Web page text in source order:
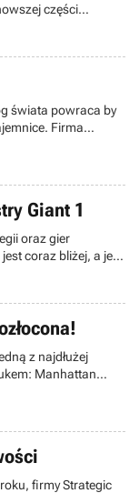
części
na terenie Polski,
świata powraca by
Firma
Indiana Jones
konsole Sony
Giant 1
oraz gier
coraz bliżej, a jej
wydana w
gry Industry Giant,
ponad 1,6 miliona
z najdłużej
Manhattan
Interactive.
że
firmy Strategic